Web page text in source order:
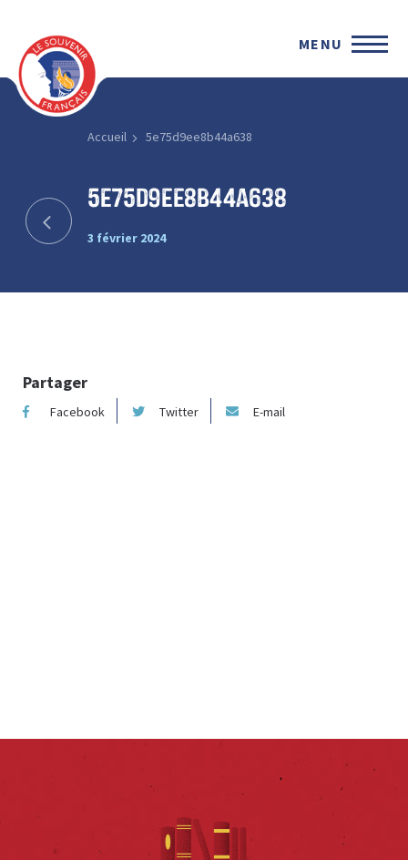
MENU
Accueil 5e75d9ee8b44a638
5e75d9ee8b44a638
3 février 2024
Partager
Facebook Twitter E-mail